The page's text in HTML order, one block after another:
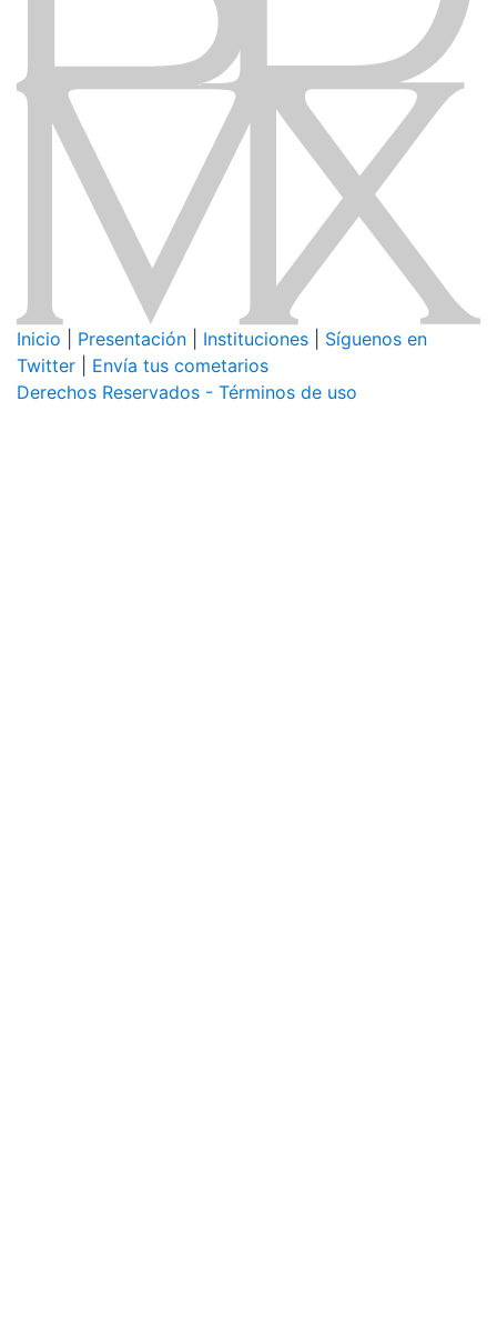
Inicio Presentación Instituciones
Síguenos en
Twitter
Envía tus cometarios
Derechos Reservados - Términos de uso